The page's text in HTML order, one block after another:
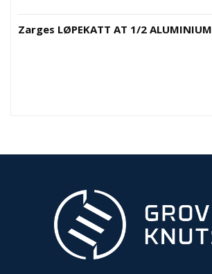
Zarges LØPEKATT AT 1/2 ALUMINIUM